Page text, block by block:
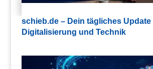
schieb.de – Dein tägliches Update
Digitalisierung und Technik